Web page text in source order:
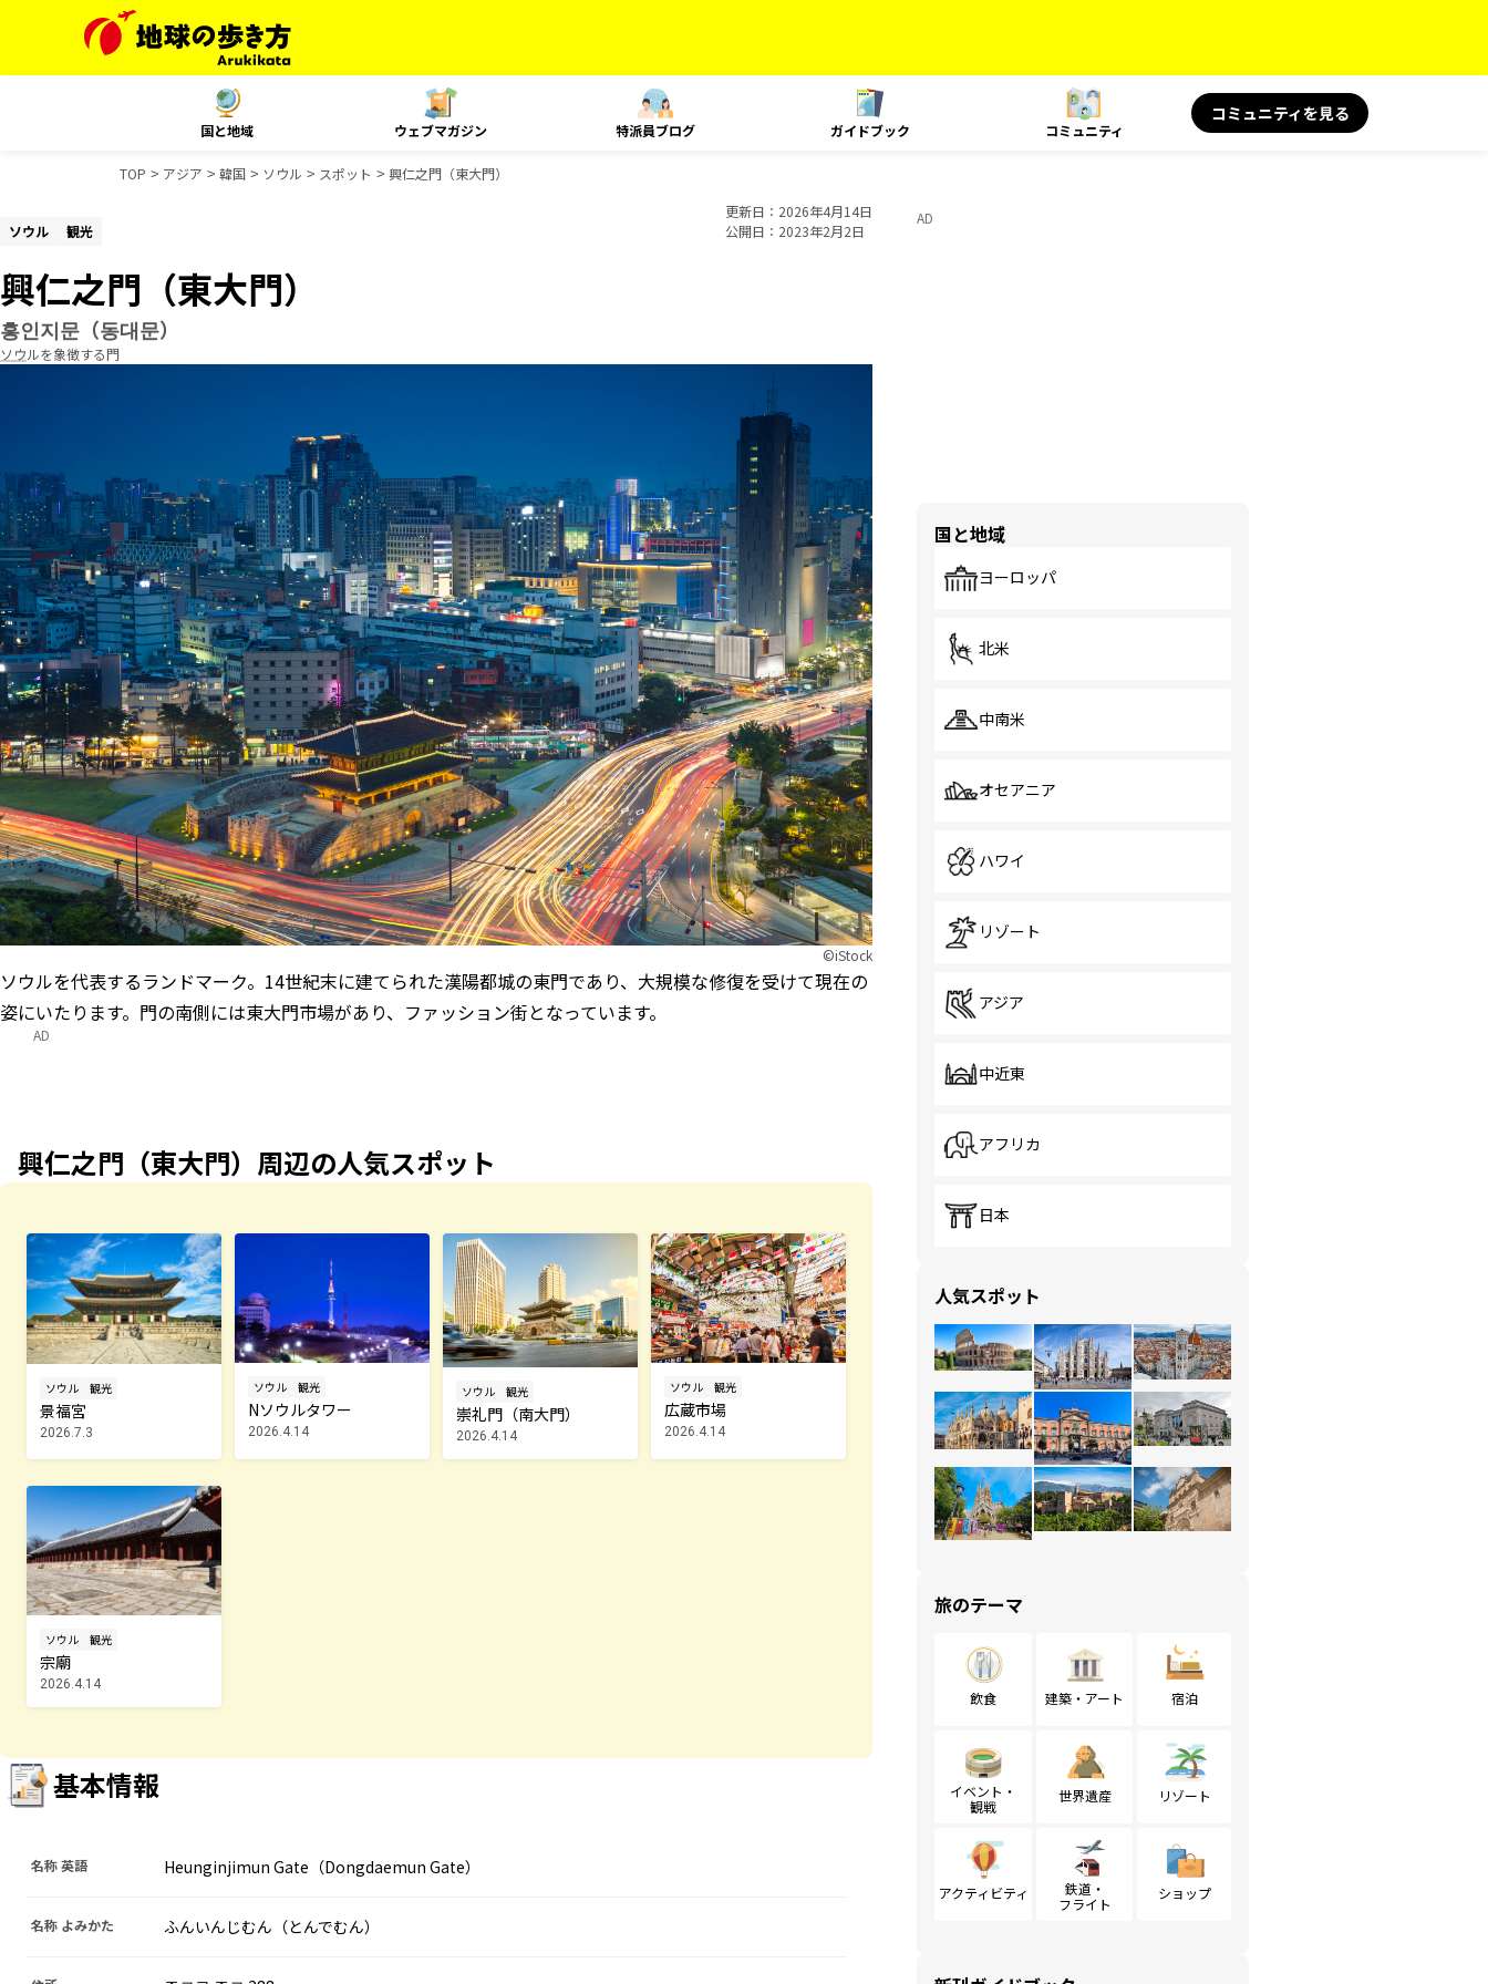
国と地域 ウェブマガジン 特派員ブログ ガイドブック コミュニティ
コミュニティを見る
TOP アジア 韓国 ソウル スポット 興仁之門（東大門）
ソウル 観光
興仁之門（東大門）
흥인지문（동대문）
ソウルを象徴する門
更新日
2026年4月14日
公開日
2023年2月2日
©iStock
ソウルを代表するランドマーク。14世紀末に建てられた漢陽都城の東門であり、大規模な修復を受けて現在の
姿にいたります。門の南側には東大門市場があり、ファッション街となっています。
AD
興仁之門（東大門）周辺の人気スポット
ソウル 観光
景福宮
2026.7.3
ソウル 観光
Nソウルタワー
2026.4.14
ソウル 観光
崇礼門（南大門）
2026.4.14
ソウル 観光
広蔵市場
2026.4.14
ソウル 観光
宗廟
2026.4.14
基本情報
名称 英語 Heunginjimun Gate（Dongdaemun Gate）
名称 よみかた ふんいんじむん（とんでむん）
AD
国と地域
ヨーロッパ
北米
中南米
オセアニア
ハワイ
リゾート
アジア
中近東
アフリカ
日本
人気スポット
旅のテーマ
飲食 建築・アート 宿泊
イベント・
観戦
世界遺産 リゾート
アクティビティ
鉄道・
フライト
ショップ